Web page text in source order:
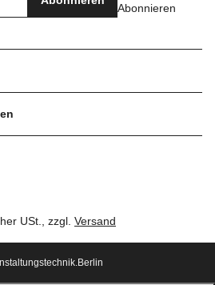
Abonnieren
USt., zzgl. Versand